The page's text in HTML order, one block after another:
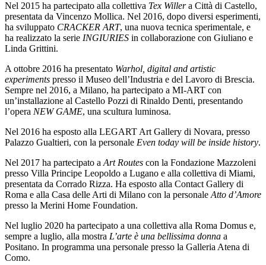
Nel 2015 ha partecipato alla collettiva Tex Willera Città di Castello,
presentata da Vincenzo Mollica. Nel 2016, dopo diversi esperimenti,
ha sviluppato CRACKER ART, una nuova tecnica sperimentale, e
ha realizzato la serie INGIURIES in collaborazione con Giuliano e
Linda Grittini.
A ottobre 2016 ha presentato Warhol, digital and artistic
experiments presso il Museo dell’Industria e del Lavoro di Brescia.
Sempre nel 2016, a Milano, ha partecipato a MI-ART con
un’installazione al Castello Pozzi di Rinaldo Denti, presentando
l’opera NEW GAME, una scultura luminosa.
Nel 2016 ha esposto alla LEGART Art Gallery di Novara, presso
Palazzo Gualtieri, con la personale Even today will be inside history.
Nel 2017 ha partecipato aArt Routes con la Fondazione Mazzoleni
presso Villa Principe Leopoldo a Lugano e alla collettiva di Miami,
presentata da Corrado Rizza. Ha esposto alla Contact Gallery di
Roma e alla Casa delle Arti di Milano con la personaleAtto d’Amore
presso la Merini Home Foundation.
Nel luglio 2020 ha partecipato a una collettiva alla Roma Domus e,
sempre a luglio, alla mostra L’arte è una bellissima donna a
Positano. In programma una personale presso la Galleria Atena di
Como.